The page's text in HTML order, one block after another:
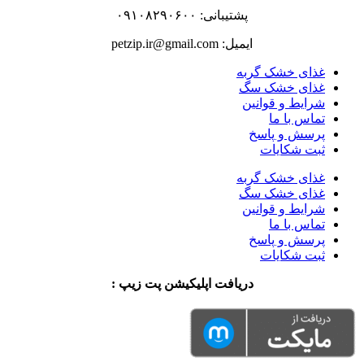
پشتیبانی: ۰۹۱۰۸۲۹۰۶۰۰
ایمیل: petzip.ir@gmail.com
غذای خشک گربه
غذای خشک سگ
شرایط و قوانین
تماس با ما
پرسش و پاسخ
ثبت شکایات
غذای خشک گربه
غذای خشک سگ
شرایط و قوانین
تماس با ما
پرسش و پاسخ
ثبت شکایات
دریافت اپلیکیشن پت زیپ :